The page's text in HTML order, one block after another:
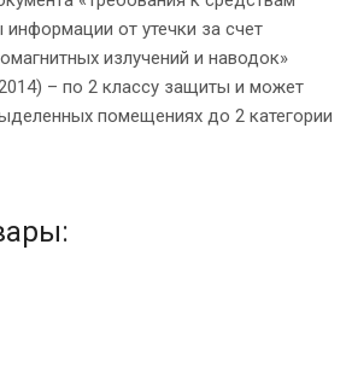
от утечки за счет
излучений и наводок»
– по 2 классу защиты и может
помещениях до 2 категории